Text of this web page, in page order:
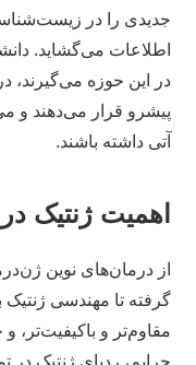
جدیدی را در
اطلاعات می‌گشاید.
در این حوزه
پیشرو قرار می‌دهند و
آتی داشته باشند.
اهمیت ژنتیک
از درمان‌های نوین
گرفته تا مهندسی
جرایم، ردپای ژنتیک